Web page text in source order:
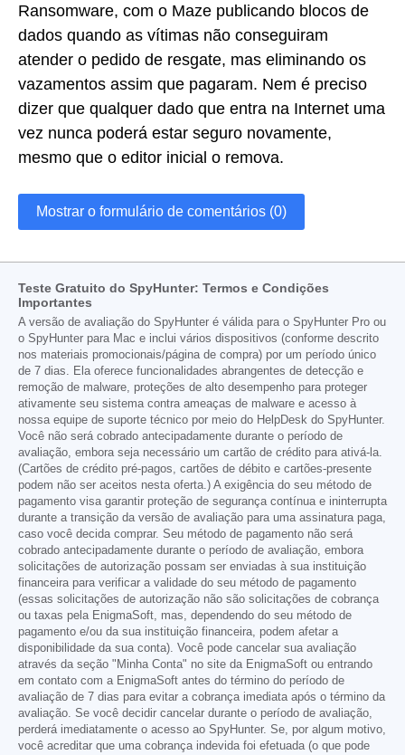
Ransomware, com o Maze publicando blocos de
dados quando as vítimas não conseguiram
atender o pedido de resgate, mas eliminando os
vazamentos assim que pagaram. Nem é preciso
dizer que qualquer dado que entra na Internet uma
vez nunca poderá estar seguro novamente,
mesmo que o editor inicial o remova.
Mostrar o formulário de comentários (0)
Teste Gratuito do SpyHunter: Termos e Condições
Importantes
A versão de avaliação do SpyHunter é válida para o SpyHunter Pro ou
o SpyHunter para Mac e inclui vários dispositivos (conforme descrito
nos materiais promocionais/página de compra) por um período único
de 7 dias. Ela oferece funcionalidades abrangentes de detecção e
remoção de malware, proteções de alto desempenho para proteger
ativamente seu sistema contra ameaças de malware e acesso à
nossa equipe de suporte técnico por meio do HelpDesk do SpyHunter.
Você não será cobrado antecipadamente durante o período de
avaliação, embora seja necessário um cartão de crédito para ativá-la.
(Cartões de crédito pré-pagos, cartões de débito e cartões-presente
podem não ser aceitos nesta oferta.) A exigência do seu método de
pagamento visa garantir proteção de segurança contínua e ininterrupta
durante a transição da versão de avaliação para uma assinatura paga,
caso você decida comprar. Seu método de pagamento não será
cobrado antecipadamente durante o período de avaliação, embora
solicitações de autorização possam ser enviadas à sua instituição
financeira para verificar a validade do seu método de pagamento
(essas solicitações de autorização não são solicitações de cobrança
ou taxas pela EnigmaSoft, mas, dependendo do seu método de
pagamento e/ou da sua instituição financeira, podem afetar a
disponibilidade da sua conta). Você pode cancelar sua avaliação
através da seção "Minha Conta" no site da EnigmaSoft ou entrando
em contato com a EnigmaSoft antes do término do período de
avaliação de 7 dias para evitar a cobrança imediata após o término da
avaliação. Se você decidir cancelar durante o período de avaliação,
perderá imediatamente o acesso ao SpyHunter. Se, por algum motivo,
você acreditar que uma cobrança indevida foi efetuada (o que pode